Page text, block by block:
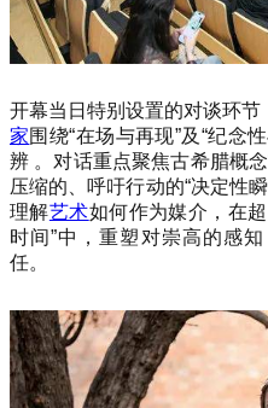
开幕当日特别设置的对谈环
家围绕“在场与再现”及“纪念
辨 。对话重点聚焦古希腊概
压缩的、呼吁行动的“决定性
理解艺术如何作为媒介，在
时间”中，重塑对崇高的感
任。